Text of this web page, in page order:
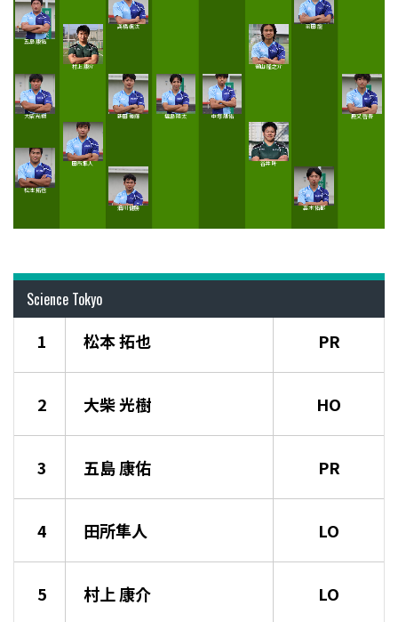
松本 拓也
大柴 光樹
五島 康佑
田所隼人
村上 康介
畑川 健勝
新田 優輝
髙橋 颯汰
福島 陽太 中塚 周佑
谷井 叶
御山 隆之介
高木 佑都
前田 龍
鹿又 啓吾
Science Tokyo
1 松本 拓也 PR
2 大柴 光樹 HO
3 五島 康佑 PR
4 田所隼人 LO
5 村上 康介 LO